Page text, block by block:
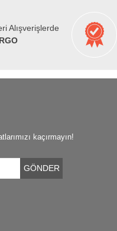
Alışverişlerde
kaçırmayın!
GÖNDER